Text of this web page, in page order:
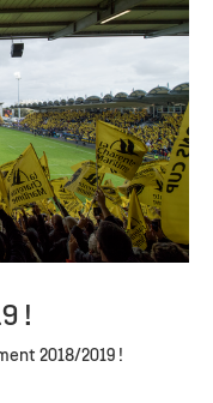
!
2018/2019 !